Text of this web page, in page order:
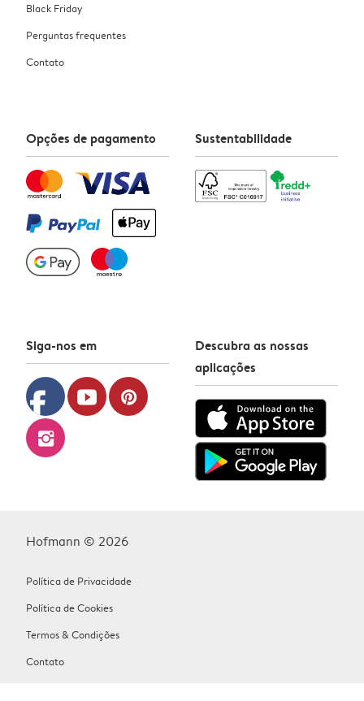
Black Friday
Perguntas frequentes
Contato
Opções de pagamento Sustentabilidade
Siga-nos em
facebook youtube pinterest
instagram
Descubra as nossas
aplicações
Hofmann © 2026
Política de Privacidade
Política de Cookies
Termos & Condições
Contato